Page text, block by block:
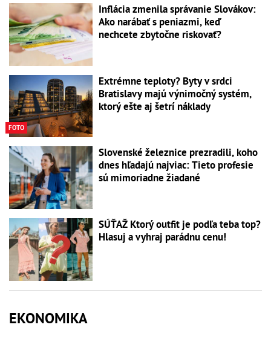
Inflácia zmenila správanie Slovákov:
Ako narábať s peniazmi, keď
nechcete zbytočne riskovať?
FOTO
Extrémne teploty? Byty v srdci
Bratislavy majú výnimočný systém,
ktorý ešte aj šetrí náklady
Slovenské železnice prezradili, koho
dnes hľadajú najviac: Tieto profesie
sú mimoriadne žiadané
SÚŤAŽ Ktorý outfit je podľa teba top?
Hlasuj a vyhraj parádnu cenu!
EKONOMIKA